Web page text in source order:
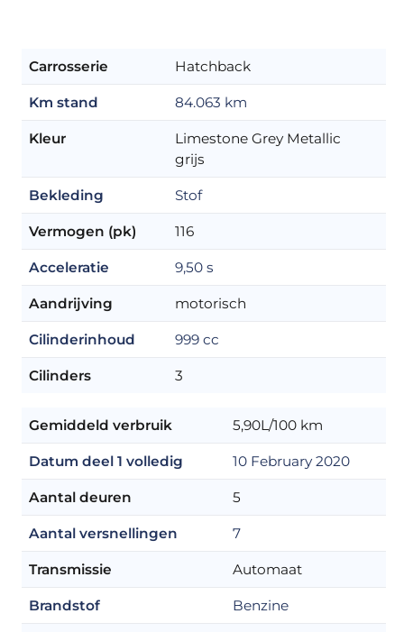
Carrosserie Hatchback
Km stand 84.063 km
Kleur
Limestone Grey Metallic
grijs
Bekleding Stof
Vermogen (pk) 116
Acceleratie 9,50 s
Aandrijving motorisch
Cilinderinhoud 999 cc
Cilinders 3
Gemiddeld verbruik 5,90L/100 km
Datum deel 1 volledig 10 February 2020
Aantal deuren 5
Aantal versnellingen 7
Transmissie Automaat
Brandstof Benzine